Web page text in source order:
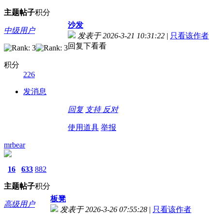
主题帖子积分
中级用户
积分
226
发消息
沙发
发表于 2026-3-21 10:31:22 | 只看该作者
回复下看看
回复 支持 反对
使用道具 举报
mrbear
16
主题
633
帖子
882
积分
高级用户
板凳
发表于 2026-3-26 07:55:28 | 只看该作者